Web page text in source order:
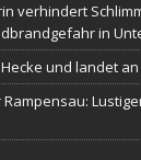
verhindert
in
und landet
Rampensau: